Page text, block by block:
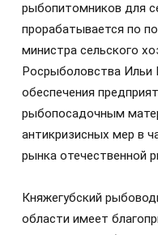
рыбопитомников для
прорабатывается по
министра сельского
Росрыболовства Ильи
обеспечения
рыбопосадочным
антикризисных мер в
рынка отечественной
Княжегубский
области имеет